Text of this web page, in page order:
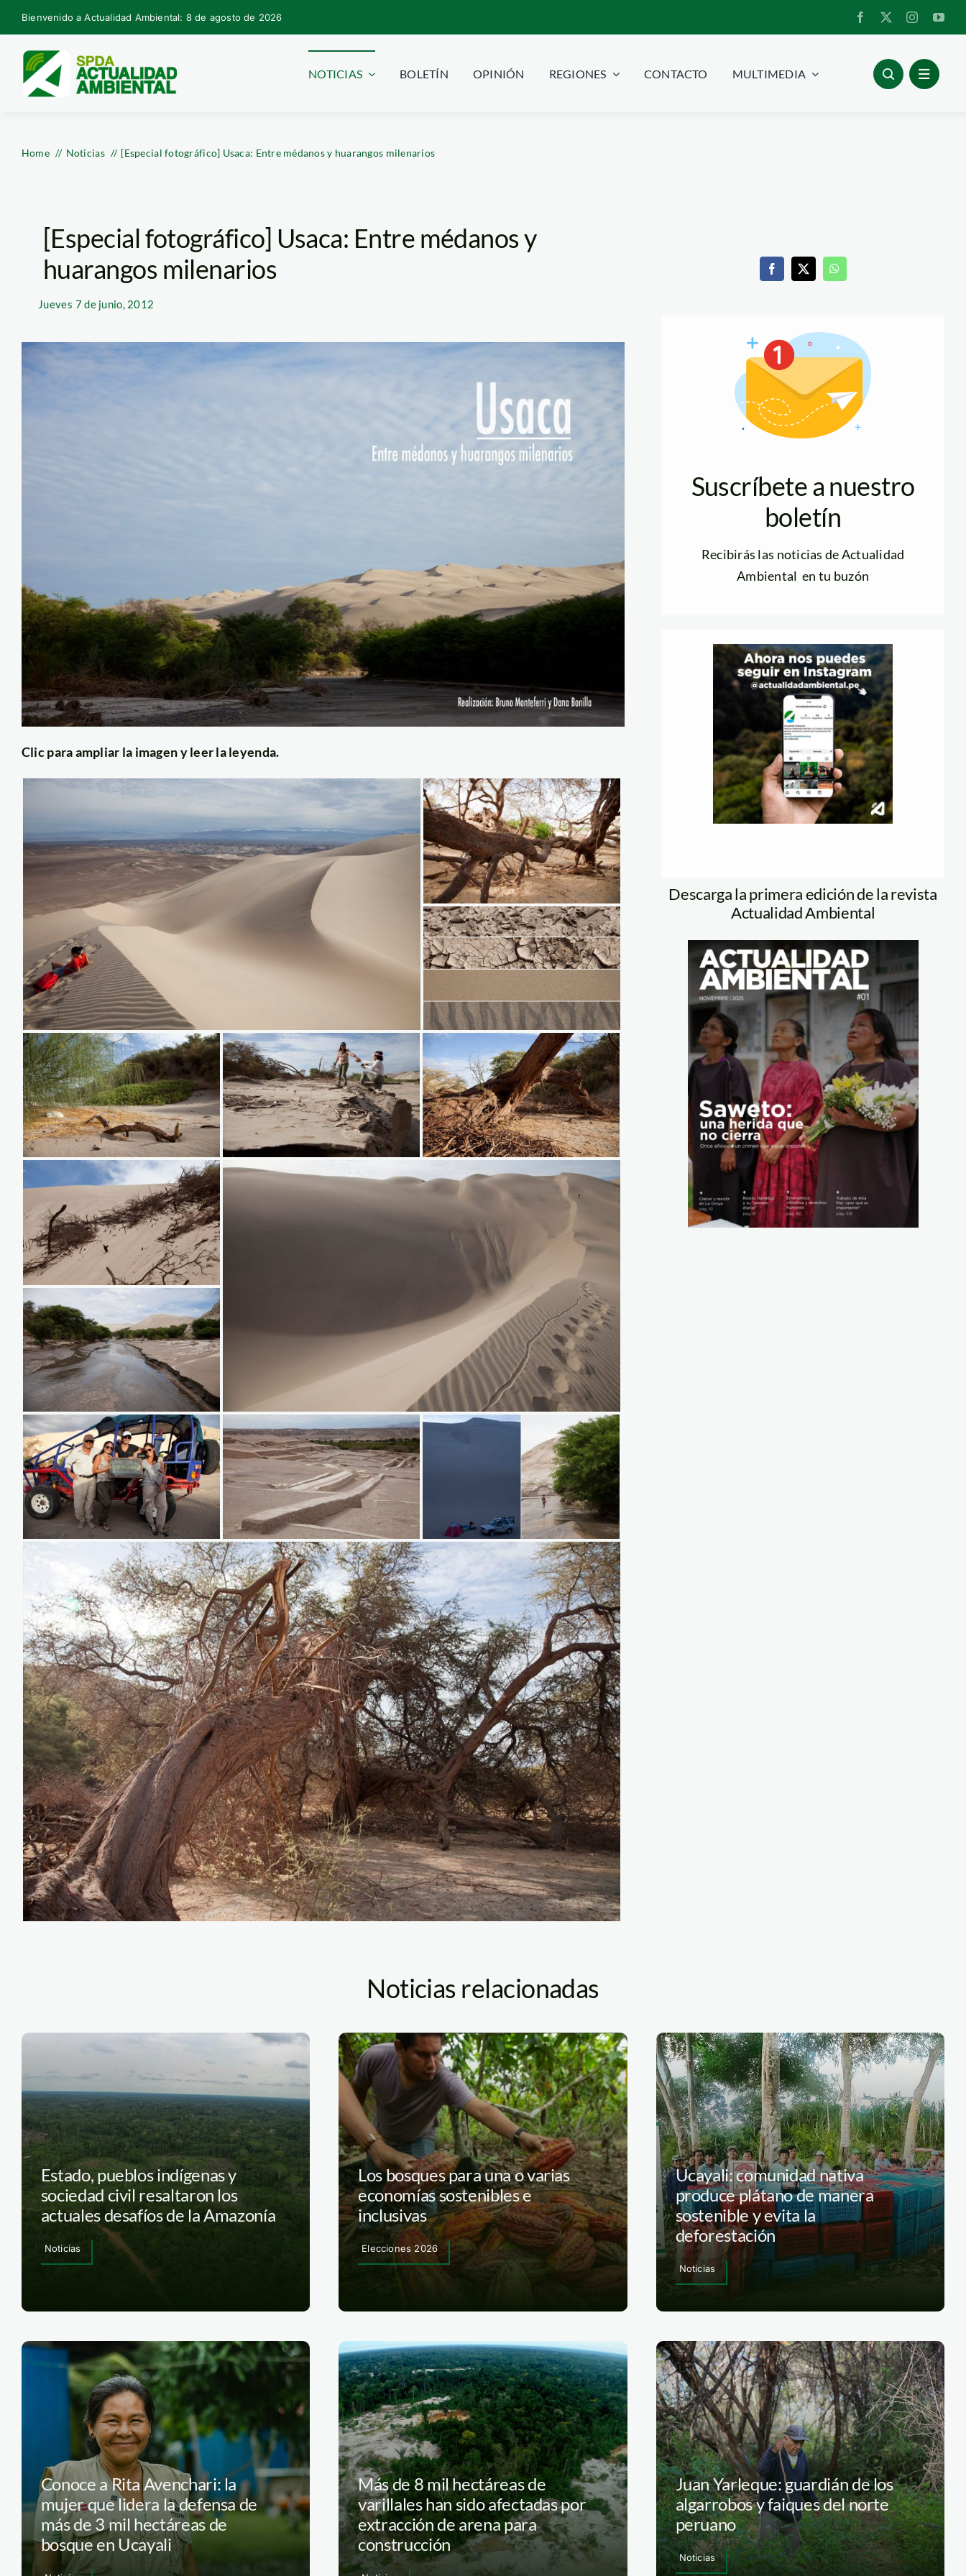
Skip
to
content
Bienvenido a Actualidad Ambiental: 8 de agosto de 2026
NOTICIAS BOLETÍN OPINIÓN REGIONES CONTACTO MULTIMEDIA
Home Noticias [Especial fotográfico] Usaca: Entre médanos y huarangos milenarios
[Especial fotográfico] Usaca: Entre médanos y
huarangos milenarios
Jueves 7 de junio, 2012
Clic para ampliar la imagen y leer la leyenda.
Suscríbete a nuestro
boletín
Recibirás las noticias de Actualidad
Ambiental en tu buzón
Descarga la primera edición de la revista
Actualidad Ambiental
Noticias relacionadas
Estado, pueblos indígenas y
sociedad civil resaltaron los
actuales desafíos de la Amazonía
Noticias
Los bosques para una o varias
economías sostenibles e
inclusivas
Elecciones 2026
Ucayali: comunidad nativa
produce plátano de manera
sostenible y evita la
deforestación
Noticias
Conoce a Rita Avenchari: la
mujer que lidera la defensa de
más de 3 mil hectáreas de
bosque en Ucayali
Más de 8 mil hectáreas de
varillales han sido afectadas por
extracción de arena para
construcción
Juan Yarleque: guardián de los
algarrobos y faiques del norte
peruano
Noticias